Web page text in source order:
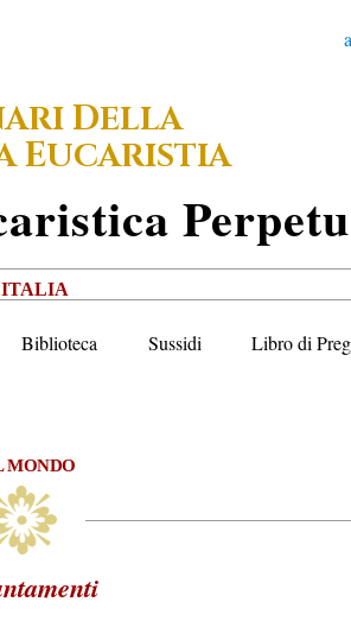
DELLA
EUCARISTIA
P
Biblioteca Sussidi Libro di
MONDO